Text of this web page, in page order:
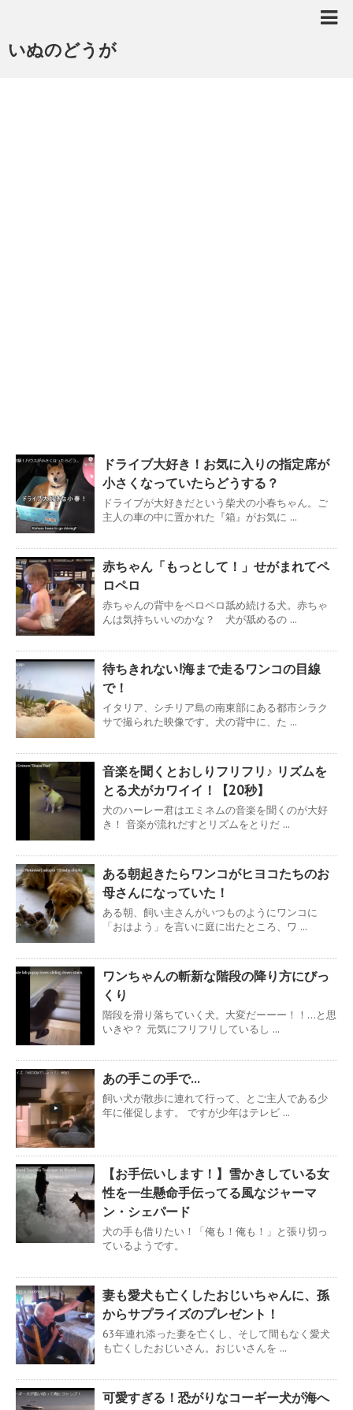
いぬのどうが
ドライブ大好き！お気に入りの指定席が
小さくなっていたらどうする？
ドライブが大好きだという柴犬の小春ちゃん。ご
主人の車の中に置かれた『箱』がお気に ...
赤ちゃん「もっとして！」せがまれてペ
ロペロ
赤ちゃんの背中をペロペロ舐め続ける犬。赤ちゃ
んは気持ちいいのかな？ 犬が舐めるの ...
待ちきれない!海まで走るワンコの目線
で！
イタリア、シチリア島の南東部にある都市シラク
サで撮られた映像です。犬の背中に、た ...
音楽を聞くとおしりフリフリ♪ リズムを
とる犬がカワイイ！【20秒】
犬のハーレー君はエミネムの音楽を聞くのが大好
き！ 音楽が流れだすとリズムをとりだ ...
ある朝起きたらワンコがヒヨコたちのお
母さんになっていた！
ある朝、飼い主さんがいつものようにワンコに
「おはよう」を言いに庭に出たところ、ワ ...
ワンちゃんの斬新な階段の降り方にびっ
くり
階段を滑り落ちていく犬。大変だーーー！！…と思
いきや？ 元気にフリフリしているし ...
あの手この手で…
飼い犬が散歩に連れて行って、とご主人である少
年に催促します。 ですが少年はテレビ ...
【お手伝いします！】雪かきしている女
性を一生懸命手伝ってる風なジャーマ
ン・シェパード
犬の手も借りたい！「俺も！俺も！」と張り切っ
ているようです。
妻も愛犬も亡くしたおじいちゃんに、孫
からサプライズのプレゼント！
63年連れ添った妻を亡くし、そして間もなく愛犬
も亡くしたおじいさん。おじいさんを ...
可愛すぎる！恐がりなコーギー犬が海へ